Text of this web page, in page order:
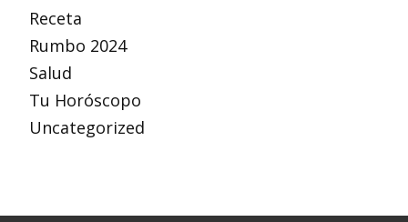
Receta
Rumbo 2024
Salud
Tu Horóscopo
Uncategorized